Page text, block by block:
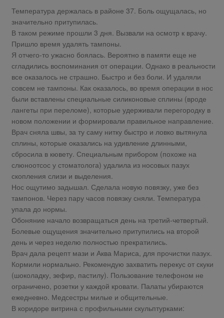
Температура держалась в районе 37. Боль ощущалась, но
значительно притупилась.
В таком режиме прошли 3 дня. Вызвали на осмотр к врачу.
Пришло время удалять тампоны.
Я отчего-то ужасно боялась. Вероятно в памяти еще не
сгладились воспоминания от операции. Однако в реальности
все оказалось не страшно. Быстро и без боли. И удаляли
совсем не тампоны. Как оказалось, во время операции в нос
были вставлены специальные силиконовые сплины (вроде
лангеты при переломе), которые удерживали перегородку в
новом положении и формировали правильное направление.
Врач сняла швы, за ту саму нитку быстро и ловко вытянула
сплины, которые оказались на удивление длинными,
сбросила в кювету. Специальным прибором (похоже на
слюноотсос у стоматолога) удалила из носовых пазух
скопления слизи и выделения.
Нос ощутимо задышал. Сделала новую повязку, уже без
тампонов. Через пару часов повязку сняли. Температура
упала до нормы.
Обоняние начало возвращаться день на третий-четвертый.
Болевые ощущения значительно притупились на второй
день и через неделю полностью прекратились.
Врач дала рецепт мази и Аква Мариса, для прочистки пазух.
Кормили нормально. Рекомендую захватить перекус от скуки
(шоколадку, зефир, пастилу). Пользование телефоном не
ограничено, розетки у каждой кровати. Палаты убираются
ежедневно. Медсестры милые и общительные.
В коридоре витрина с профильными скульптурками: